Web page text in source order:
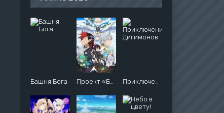
Башня Бога Проект «Белая Кошка»: Нулевая Хроника Приключения Дигимонов